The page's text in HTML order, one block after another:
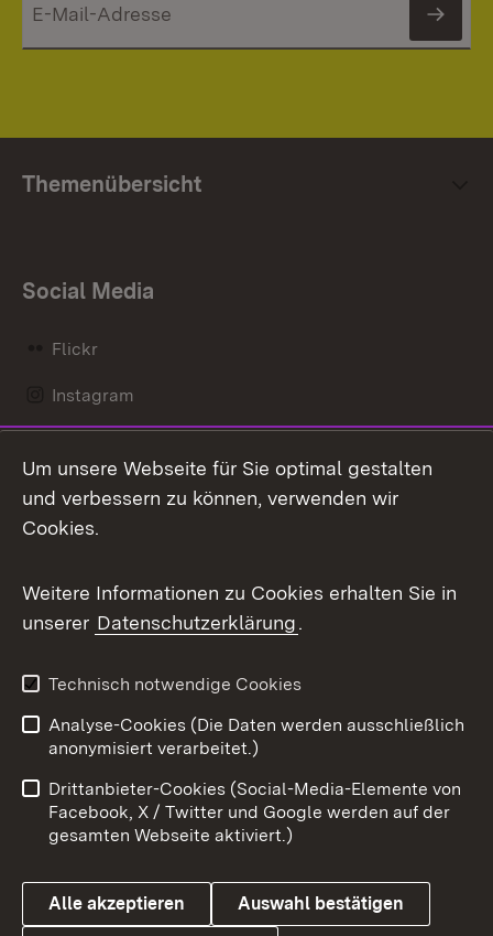
Themenübersicht
Social Media
Flickr
Instagram
Mastodon
Messenger
Social Wall
X / Twitter
Youtube
Benutzungshinweise
Barrierefreiheit
Datenschutz
Cookies
Um unsere Webseite für Sie optimal gestalten
und verbessern zu können, verwenden wir
Cookies.
Weitere Informationen zu Cookies erhalten Sie in
unserer Datenschutzerklärung.
Technisch notwendige Cookies
Analyse-Cookies (Die Daten werden ausschließlich
anonymisiert verarbeitet.)
Drittanbieter-Cookies (Social-Media-Elemente von
Facebook, X / Twitter und Google werden auf der
gesamten Webseite aktiviert.)
Alle akzeptieren Auswahl bestätigen